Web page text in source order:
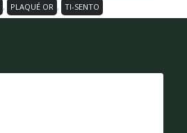
, PLAQUÉ OR , TI-SENTO